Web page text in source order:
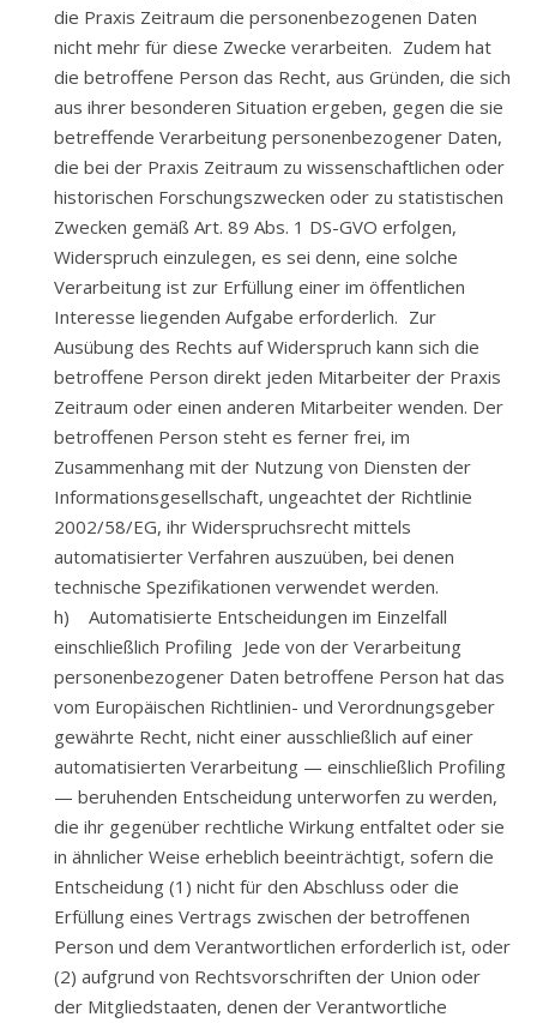
die Praxis Zeitraum die personenbezogenen Daten
nicht mehr für diese Zwecke verarbeiten. Zudem hat
die betroffene Person das Recht, aus Gründen, die sich
aus ihrer besonderen Situation ergeben, gegen die sie
betreffende Verarbeitung personenbezogener Daten,
die bei der Praxis Zeitraum zu wissenschaftlichen oder
historischen Forschungszwecken oder zu statistischen
Zwecken gemäß Art. 89 Abs. 1 DS-GVO erfolgen,
Widerspruch einzulegen, es sei denn, eine solche
Verarbeitung ist zur Erfüllung einer im öffentlichen
Interesse liegenden Aufgabe erforderlich. Zur
Ausübung des Rechts auf Widerspruch kann sich die
betroffene Person direkt jeden Mitarbeiter der Praxis
Zeitraum oder einen anderen Mitarbeiter wenden. Der
betroffenen Person steht es ferner frei, im
Zusammenhang mit der Nutzung von Diensten der
Informationsgesellschaft, ungeachtet der Richtlinie
2002/58/EG, ihr Widerspruchsrecht mittels
automatisierter Verfahren auszuüben, bei denen
technische Spezifikationen verwendet werden.
h) Automatisierte Entscheidungen im Einzelfall
einschließlich Profiling Jede von der Verarbeitung
personenbezogener Daten betroffene Person hat das
vom Europäischen Richtlinien- und Verordnungsgeber
gewährte Recht, nicht einer ausschließlich auf einer
automatisierten Verarbeitung — einschließlich Profiling
— beruhenden Entscheidung unterworfen zu werden,
die ihr gegenüber rechtliche Wirkung entfaltet oder sie
in ähnlicher Weise erheblich beeinträchtigt, sofern die
Entscheidung (1) nicht für den Abschluss oder die
Erfüllung eines Vertrags zwischen der betroffenen
Person und dem Verantwortlichen erforderlich ist, oder
(2) aufgrund von Rechtsvorschriften der Union oder
der Mitgliedstaaten, denen der Verantwortliche